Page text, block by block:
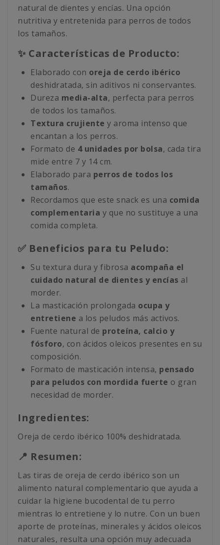
natural de dientes y encías. Una opción
nutritiva y entretenida para perros de todos
los tamaños.
✨ Características de Producto:
Elaborado con oreja de cerdo ibérico
deshidratada, sin aditivos ni conservantes.
Dureza media-alta, perfecta para perros
de todos los tamaños.
Textura crujiente y aroma intenso que
encantan a los perros.
Formato de 4 unidades por bolsa, cada tira
mide entre 7 y 14 cm.
Elaborado para perros de todos los
tamaños.
Recordamos que este snack es una comida
complementaria y que no sustituye a una
comida completa.
✅ Beneficios para tu Peludo:
Su textura dura y fibrosa acompaña el
cuidado natural de dientes y encías al
morder.
La masticación prolongada ocupa y
entretiene a los peludos más activos.
Fuente natural de proteína, calcio y
fósforo, con ácidos oleicos presentes en su
composición.
Formato de masticación intensa, pensado
para peludos con mordida fuerte o gran
necesidad de morder.
Ingredientes:
Oreja de cerdo ibérico 100% deshidratada.
📍 Resumen:
Las tiras de oreja de cerdo ibérico son un
alimento natural complementario que ayuda a
cuidar la higiene bucodental de tu perro
mientras lo entretiene y lo nutre. Con un buen
aporte de proteínas, minerales y ácidos oleicos
naturales, resulta una opción muy adecuada